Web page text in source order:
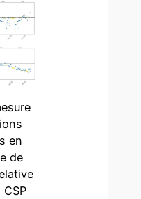
en
de